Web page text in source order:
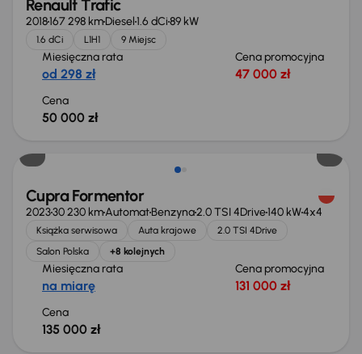
Renault Trafic
2018167 298 kmDiesel1.6 dCi89 kW
1.6 dCi L1H1 9 Miejsc
Miesięczna rata
od 298 zł
Cena promocyjna
47 000 zł
Cena
50 000 zł
Cupra Formentor
202330 230 kmAutomatBenzyna2.0 TSI 4Drive140 kW4x4
Książka serwisowa Auta krajowe
2.0 TSI 4Drive
Salon Polska
+8 kolejnych
Miesięczna rata
na miarę
Cena promocyjna
131 000 zł
Cena
135 000 zł